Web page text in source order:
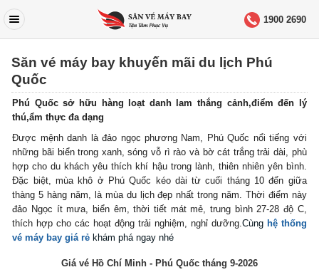
1900 2690
Săn vé máy bay khuyến mãi du lịch Phú
Quốc
Phú Quốc sở hữu hàng loạt danh lam thắng cảnh,điểm đến lý
thú,ẩm thực đa dạng
Được mệnh danh là đảo ngọc phương Nam, Phú Quốc nổi tiếng với
những bãi biển trong xanh, sóng vỗ rì rào và bờ cát trắng trải dài, phù
hợp cho du khách yêu thích khí hậu trong lành, thiên nhiên yên bình.
Đặc biệt, mùa khô ở Phú Quốc kéo dài từ cuối tháng 10 đến giữa
thàng 5 hàng năm, là mùa du lịch đẹp nhất trong năm. Thời điểm này
đảo Ngọc ít mưa, biển êm, thời tiết mát mẻ, trung bình 27-28 độ C,
thích hợp cho các hoạt động trải nghiệm, nghỉ dưỡng.Cùnghệ thống
vé máy bay giá rẻ khám phá ngay nhé
Giá vé Hồ Chí Minh - Phú Quốc tháng 9-2026